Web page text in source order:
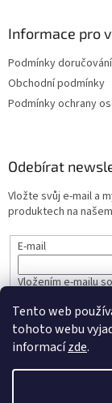
Tento web
tohoto webu
informacízde.
Informace pro
Podmínky doručování
Obchodní podmínky
Podmínky ochrany
Odebírat
Vložte svůj e-mail a
produktech na
E-mail
Vložením e-mailu
PŘIHLÁSIT SE